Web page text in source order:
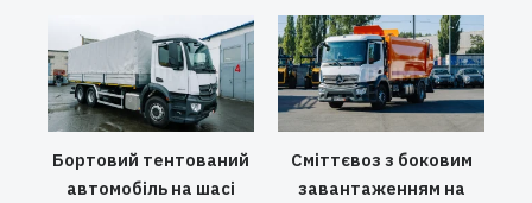
Бортовий тентований
автомобіль на шасі
Сміттєвоз з боковим
завантаженням на